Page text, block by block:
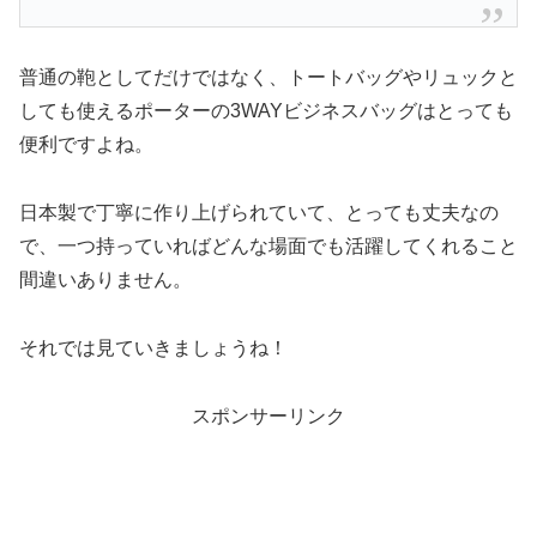
普通の鞄としてだけではなく、トートバッグやリュックと
しても使えるポーターの3WAYビジネスバッグはとっても
便利ですよね。
日本製で丁寧に作り上げられていて、とっても丈夫なの
で、一つ持っていればどんな場面でも活躍してくれること
間違いありません。
それでは見ていきましょうね！
スポンサーリンク